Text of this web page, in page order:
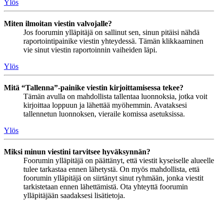
Ylös
Miten ilmoitan viestin valvojalle?
Jos foorumin ylläpitäjä on sallinut sen, sinun pitäisi nähdä
raportointipainike viestin yhteydessä. Tämän klikkaaminen
vie sinut viestin raportoinnin vaiheiden läpi.
Ylös
Mitä “Tallenna”-painike viestin kirjoittamisessa tekee?
Tämän avulla on mahdollista tallentaa luonnoksia, jotka voit
kirjoittaa loppuun ja lähettää myöhemmin. Avataksesi
tallennetun luonnoksen, vieraile komissa asetuksissa.
Ylös
Miksi minun viestini tarvitsee hyväksynnän?
Foorumin ylläpitäjä on päättänyt, että viestit kyseiselle alueelle
tulee tarkastaa ennen lähetystä. On myös mahdollista, että
foorumin ylläpitäjä on siirtänyt sinut ryhmään, jonka viestit
tarkistetaan ennen lähettämistä. Ota yhteyttä foorumin
ylläpitäjään saadaksesi lisätietoja.